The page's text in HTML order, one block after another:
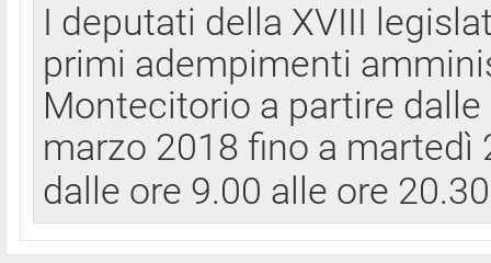
I deputati della XVIII
primi adempimenti
Montecitorio a partire
marzo 2018 fino a
dalle ore 9.00 alle ore